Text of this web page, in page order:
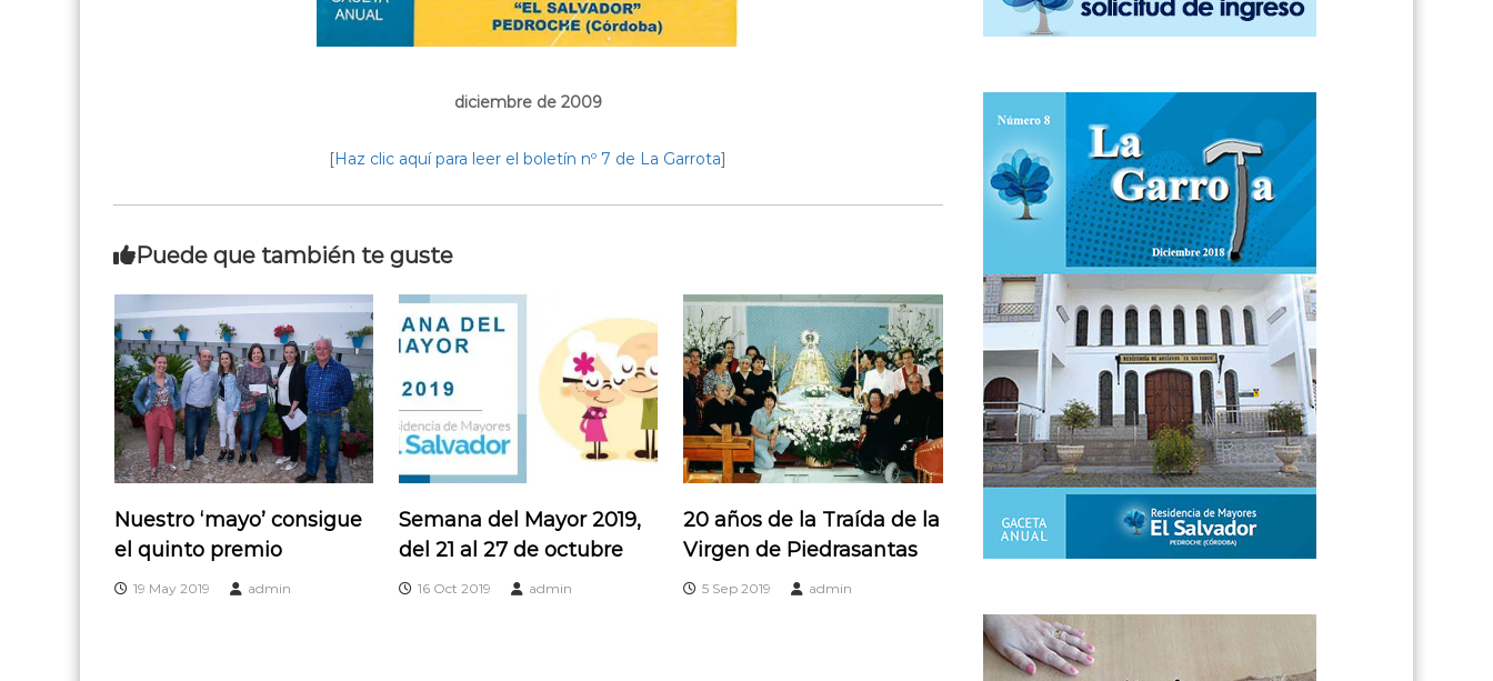
diciembre de 2009
[Haz clic aquí para leer el boletín nº 7 de La Garrota]
Puede que también te guste
Nuestro ‘mayo’ consigue
el quinto premio
19 May 2019 admin
Semana del Mayor 2019,
del 21 al 27 de octubre
16 Oct 2019 admin
20 años de la Traída de la
Virgen de Piedrasantas
5 Sep 2019 admin